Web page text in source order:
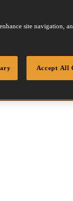
(waney) - met
site navigation,
Accept All